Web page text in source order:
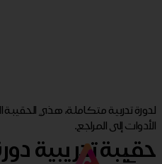
لدورة تدربية متكاملة، هذي
الأدوات إلى المراجع.
حقيبة تدريبية